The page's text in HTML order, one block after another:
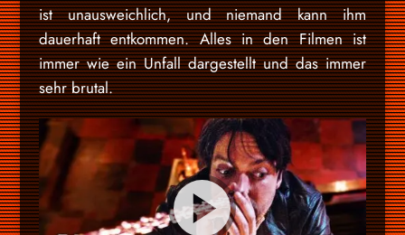
ist unausweichlich, und niemand kann ihm
dauerhaft entkommen. Alles in den Filmen ist
immer wie ein Unfall dargestellt und das immer
sehr brutal.